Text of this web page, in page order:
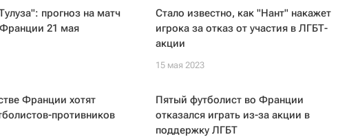
прогноз на матч
21 мая
Стало известно, как "Нант" накажет
игрока за отказ от участия в ЛГБТ-
акции
15 мая 2023
Франции хотят
противников
Пятый футболист во Франции
отказался играть из-за акции в
поддержку ЛГБТ